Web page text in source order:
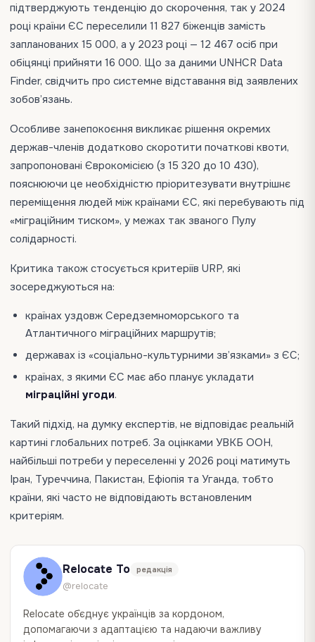
підтверджують тенденцію до скорочення, так у 2024
році країни ЄС переселили 11 827 біженців замість
запланованих 15 000, а у 2023 році — 12 467 осіб при
обіцянці прийняти 16 000. Що за даними UNHCR Data
Finder, свідчить про системне відставання від заявлених
зобов’язань.
Особливе занепокоєння викликає рішення окремих
держав-членів додатково скоротити початкові квоти,
запропоновані Єврокомісією (з 15 320 до 10 430),
пояснюючи це необхідністю пріоритезувати внутрішнє
переміщення людей між країнами ЄС, які перебувають під
«міграційним тиском», у межах так званого Пулу
солідарності.
Критика також стосується критеріїв URP, які
зосереджуються на:
країнах уздовж Середземноморського та
Атлантичного міграційних маршрутів;
державах із «соціально-культурними зв’язками» з ЄС;
країнах, з якими ЄС має або планує укладати
міграційні угоди.
Такий підхід, на думку експертів, не відповідає реальній
картині глобальних потреб. За оцінками УВКБ ООН,
найбільші потреби у переселенні у 2026 році матимуть
Іран, Туреччина, Пакистан, Ефіопія та Уганда, тобто
країни, які часто не відповідають встановленим
критеріям.
Relocate To редакція
@relocate
Relocate об`єднує українців за кордоном,
допомагаючи з адаптацією та надаючи важливу